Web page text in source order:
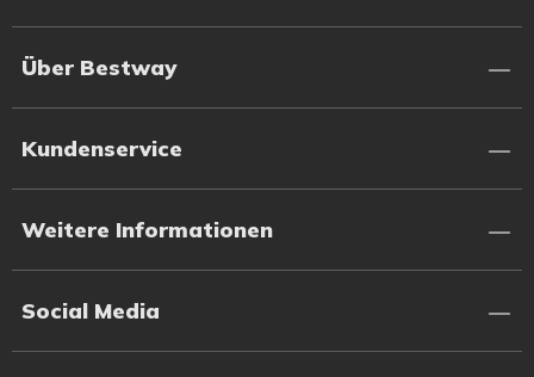
Über Bestway
Kundenservice
Weitere Informationen
Social Media